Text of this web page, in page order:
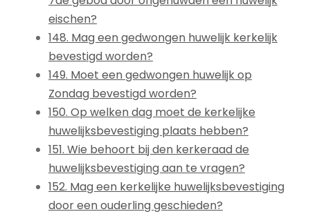
eischen?
148. Mag een gedwongen huwelijk kerkelijk
bevestigd worden?
149. Moet een gedwongen huwelijk op
Zondag bevestigd worden?
150. Op welken dag moet de kerkelijke
huwelijksbevestiging plaats hebben?
151. Wie behoort bij den kerkeraad de
huwelijksbevestiging aan te vragen?
152. Mag een kerkelijke huwelijksbevestiging
door een ouderling geschieden?